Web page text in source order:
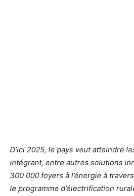
D’ici 2025, le pays veut atteindre
intégrant, entre autres solutions
300 000 foyers à l’énergie à
le programme d’électrification